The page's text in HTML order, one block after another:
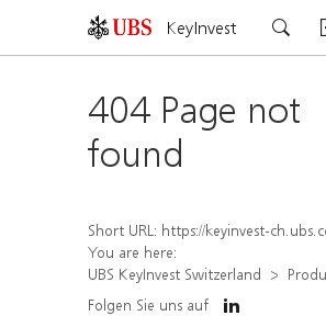
KeyInvest
404 Page not
found
Short URL: https://keyinvest-ch.ubs.com/produkt/detail/index/
You are here:
UBS KeyInvest Switzerland
Folgen Sie uns auf